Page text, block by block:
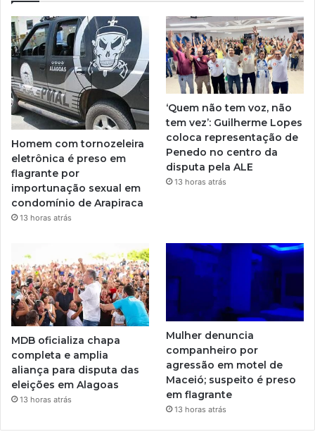
Homem com tornozeleira
eletrônica é preso em
flagrante por
importunação sexual em
condomínio de Arapiraca
13 horas atrás
‘Quem não tem voz, não
tem vez’: Guilherme Lopes
coloca representação de
Penedo no centro da
disputa pela ALE
13 horas atrás
MDB oficializa chapa
completa e amplia
aliança para disputa das
eleições em Alagoas
13 horas atrás
Mulher denuncia
companheiro por
agressão em motel de
Maceió; suspeito é preso
em flagrante
13 horas atrás